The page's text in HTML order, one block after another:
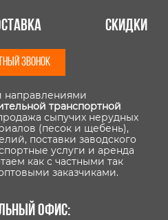
Скидки
ЗВОНОК
транспортной
сыпучих нерудных
(песок и щебень),
поставки заводского
услуги и аренда
как с частными так
заказчиками.
офис: